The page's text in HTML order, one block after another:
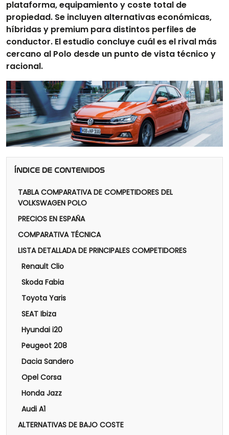
plataforma, equipamiento y coste total de
propiedad. Se incluyen alternativas económicas,
híbridas y premium para distintos perfiles de
conductor. El estudio concluye cuál es el rival más
cercano al Polo desde un punto de vista técnico y
racional.
ÍNDICE DE CONTENIDOS
TABLA COMPARATIVA DE COMPETIDORES DEL
VOLKSWAGEN POLO
PRECIOS EN ESPAÑA
COMPARATIVA TÉCNICA
LISTA DETALLADA DE PRINCIPALES COMPETIDORES
Renault Clio
Skoda Fabia
Toyota Yaris
SEAT Ibiza
Hyundai i20
Peugeot 208
Dacia Sandero
Opel Corsa
Honda Jazz
Audi A1
ALTERNATIVAS DE BAJO COSTE